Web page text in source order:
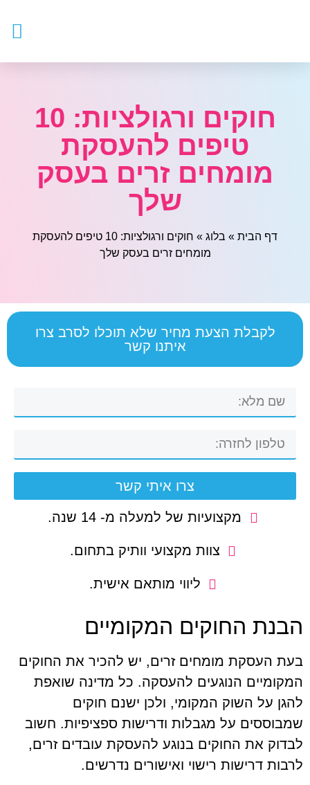
חוקים ורגולציות: 10
טיפים להעסקת
מומחים זרים בעסק
שלך
דף הבית » בלוג »
חוקים ורגולציות: 10 טיפים להעסקת
מומחים זרים בעסק שלך
לקבלת הצעת מחיר שלא תוכלו לסרב צרו
איתנו קשר
צרו איתי קשר
מקצועיות של למעלה מ- 14 שנה.
צוות מקצועי וותיק בתחום.
ליווי מותאם אישית.
הבנת החוקים המקומיים
בעת העסקת מומחים זרים, יש להכיר את החוקים
המקומיים הנוגעים להעסקה. כל מדינה שואפת
להגן על השוק המקומי, ולכן ישנם חוקים
שמבוססים על מגבלות ודרישות ספציפיות. חשוב
לבדוק את החוקים בנוגע להעסקת עובדים זרים,
לרבות דרישות רישוי ואישורים נדרשים.